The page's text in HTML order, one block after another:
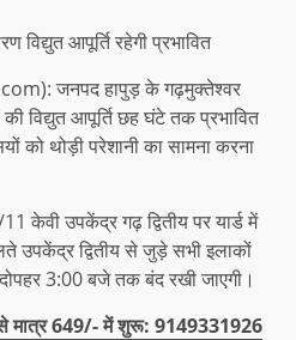
आपूर्ति रहेगी प्रभावित
जनपद हापुड़ के गढ़मुक्तेश्वर
विद्युत आपूर्ति छह घंटे तक प्रभावित
को थोड़ी परेशानी का सामना करना
केवी उपकेंद्र गढ़ द्वितीय पर यार्ड में
उपकेंद्र द्वितीय से जुड़े सभी इलाकों
3:00 बजे तक बंद रखी जाएगी।
मात्र 649/- में शुरू: 9149331926